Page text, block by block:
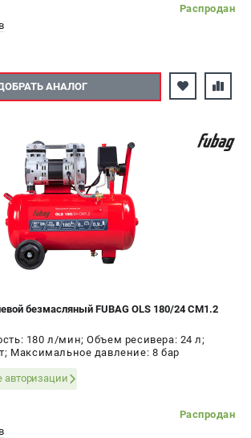
Распродан
АНАЛОГ
безмасляный FUBAG OLS 180/24 CM1.2
180 л/мин; Объем ресивера: 24 л;
Максимальное давление: 8 бар
авторизации
Распродан